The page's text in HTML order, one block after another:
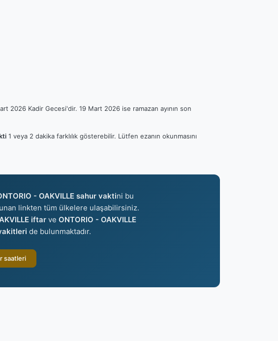
2026 Kadir Gecesi'dir. 19 Mart 2026 ise ramazan ayının son
1 veya 2 dakika farklılık gösterebilir. Lütfen ezanın okunmasını
- OAKVILLE sahur vaktini bu
linkten tüm ülkelere ulaşabilirsiniz.
iftar ve ONTORIO - OAKVILLE
de bulunmaktadır.
saatleri